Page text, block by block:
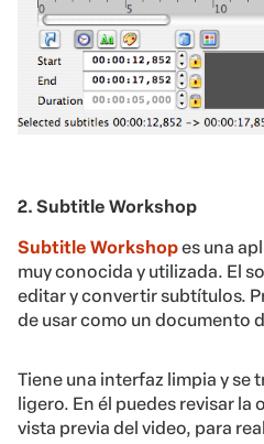
2. Subtitle Workshop
Subtitle Workshopes una
muy conocida y utilizada. El
editar y convertir subtítulos.
de usar como un documento
Tiene una interfaz limpia y se
ligero. En él puedes revisar
vista previa del video, para